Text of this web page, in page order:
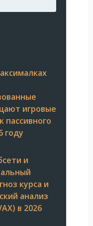
игровые
пассивного
году
и
курса и
анализ
в 2026